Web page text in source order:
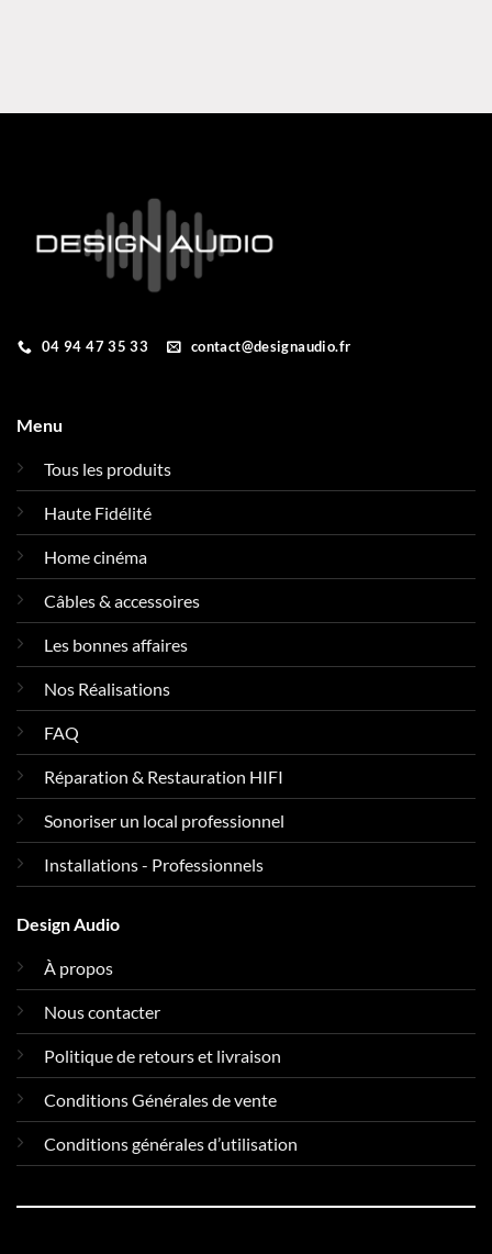
04 94 47 35 33 contact@designaudio.fr
Menu
Tous les produits
Haute Fidélité
Home cinéma
Câbles & accessoires
Les bonnes affaires
Nos Réalisations
FAQ
Réparation & Restauration HIFI
Sonoriser un local professionnel
Installations - Professionnels
Design Audio
À propos
Nous contacter
Politique de retours et livraison
Conditions Générales de vente
Conditions générales d’utilisation